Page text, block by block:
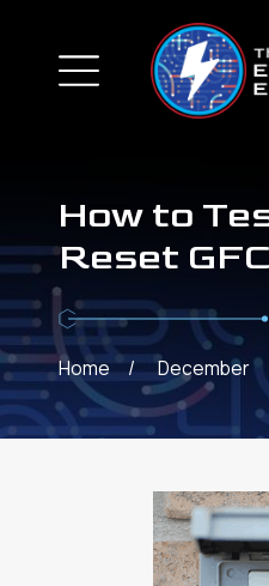
How to
Reset
Home December